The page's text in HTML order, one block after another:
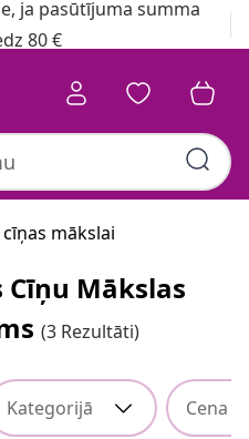
ja pasūtījuma summa
80 €
mākslai
Cīņu Mākslas
(3 Rezultāti)
Kategorijā Cena